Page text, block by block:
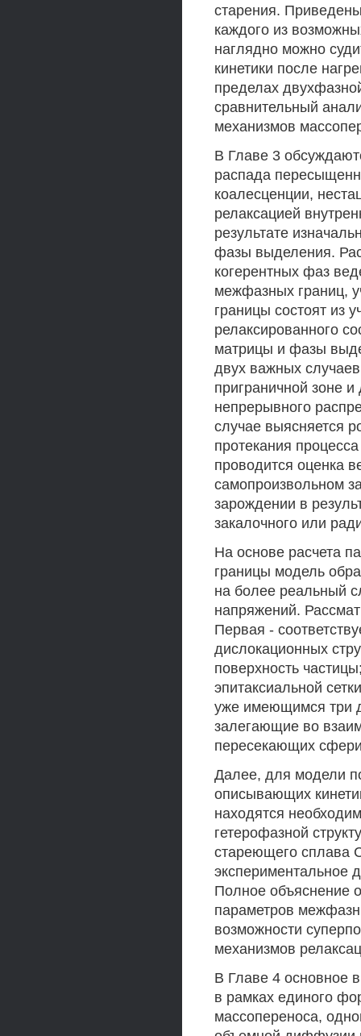
старения.
каждого из
наглядно можно
кинетики после
пределах
сравнительный
механизмов
В Главе 3
распада
коалесценции,
релаксацией
результате
фазы выделения.
когерентных фаз
межфазных границ,
границы состоят из
релаксированного
матрицы и фазы
двух важных
приграничной зоне
непрерывного
случае выясняется
протекания
проводится оценка
самопроизвольном
зарождении в
закалочного или
На основе расчета
границы модель
на более реальный
напряжений.
Первая -
дислокационных
поверхность
эпитаксиальной
уже имеющимся три
залегающие во
пересекающих
Далее, для модели
описывающих
находятся
гетерофазной
стареющего сплава
экспериментальное
Полное объяснение
параметров
возможности
механизмов
В Главе 4 основное
в рамках единого
массопереноса,